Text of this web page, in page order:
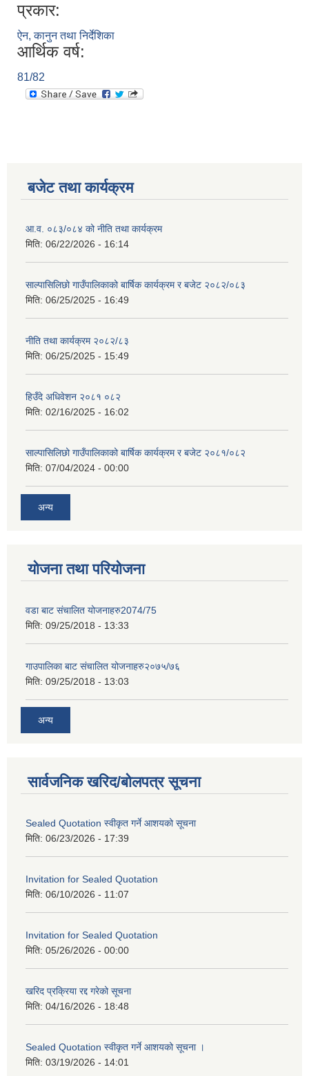
प्रकार:
ऐन, कानुन तथा निर्देशिका
आर्थिक वर्ष:
81/82
बजेट तथा कार्यक्रम
आ.व. ०८३/०८४ को नीति तथा कार्यक्रम
मिति: 06/22/2026 - 16:14
साल्पासिलिछो गाउँपालिकाको बार्षिक कार्यक्रम र बजेट २०८२/०८३
मिति: 06/25/2025 - 16:49
नीति तथा कार्यक्रम २०८२/८३
मिति: 06/25/2025 - 15:49
हिउँदे अधिवेशन २०८१ ०८२
मिति: 02/16/2025 - 16:02
साल्पासिलिछो गाउँपालिकाको बार्षिक कार्यक्रम र बजेट २०८१/०८२
मिति: 07/04/2024 - 00:00
अन्य
योजना तथा परियोजना
वडा बाट संचालित योजनाहरु2074/75
मिति: 09/25/2018 - 13:33
गाउपालिका बाट संचालित योजनाहरु२०७५/७६
मिति: 09/25/2018 - 13:03
अन्य
सार्वजनिक खरिद/बोलपत्र सूचना
Sealed Quotation स्वीकृत गर्ने आशयको सूचना
मिति: 06/23/2026 - 17:39
Invitation for Sealed Quotation
मिति: 06/10/2026 - 11:07
Invitation for Sealed Quotation
मिति: 05/26/2026 - 00:00
खरिद प्रक्रिया रद्द गरेको सूचना
मिति: 04/16/2026 - 18:48
Sealed Quotation स्वीकृत गर्ने आशयको सूचना ।
मिति: 03/19/2026 - 14:01